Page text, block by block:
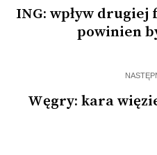
ING: wpływ
powinien
Węgry: kara